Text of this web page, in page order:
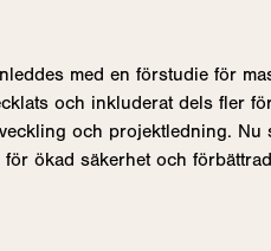
med en förstudie för
och inkluderat dels fler
och projektledning. Nu
ökad säkerhet och